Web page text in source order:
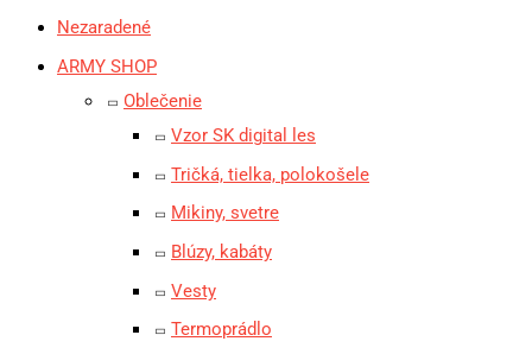
Nezaradené
ARMY SHOP
Oblečenie
Vzor SK digital les
Tričká, tielka, polokošele
Mikiny, svetre
Blúzy, kabáty
Vesty
Termoprádlo